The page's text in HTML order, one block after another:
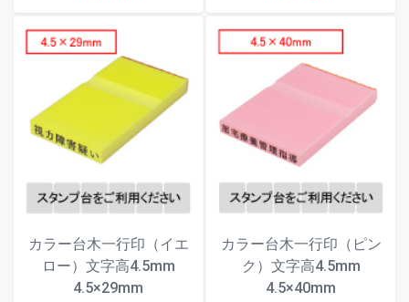
カラー台木一行印（イエ
ロー）文字高4.5mm
4.5×29mm
カラー台木一行印（ピン
ク）文字高4.5mm
4.5×40mm